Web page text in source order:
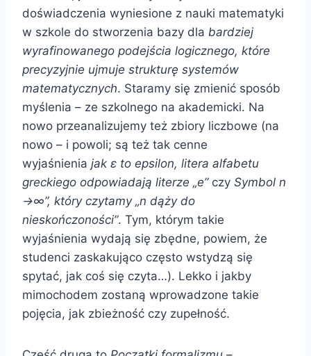
doświadczenia wyniesione z nauki matematyki
w szkole do stworzenia bazy dla bardziej
wyrafinowanego podejścia logicznego, które
precyzyjnie ujmuje strukturę systemów
matematycznych. Staramy się zmienić sposób
myślenia – ze szkolnego na akademicki. Na
nowo przeanalizujemy też zbiory liczbowe (na
nowo – i powoli; są też tak cenne
wyjaśnienia jak ε to epsilon, litera alfabetu
greckiego odpowiadają literze „e”czy Symbol n
→∞”, który czytamy „n dąży do
nieskończoności”. Tym, którym takie
wyjaśnienia wydają się zbędne, powiem, że
studenci zaskakująco często wstydzą się
spytać, jak coś się czyta…). Lekko i jakby
mimochodem zostaną wprowadzone takie
pojęcia, jak zbieżność czy zupełność.